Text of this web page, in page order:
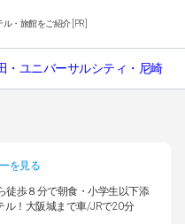
・旅館をご紹介 [PR]
・ユニバーサルシティ・尼崎
を見る
徒歩８分で朝食・小学生以下添
ル！大阪城まで車/JRで20分